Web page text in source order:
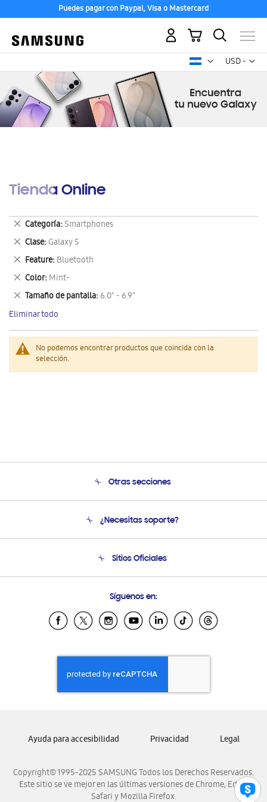
Puedes pagar con Paypal, Visa o Mastercard
USD -
dólar
Mi carrito
Tienda Online
No podemos encontrar productos que coincida con la
selección.
Categoría Smartphones
Eliminar
este
artículo
Clase Galaxy S
Eliminar
este
artículo
Feature Bluetooth
Eliminar
este
artículo
Color Mint-
Eliminar
este
artículo
Tamaño de pantalla 6.0" - 6.9"
Eliminar
este
artículo
Eliminar todo
Otras secciones
Soporte
¿Necesitas soporte?
Soporte vía eMail
Sitios Oficiales
Samsung Ecuador
Samsung El Salvador
Samsung Honduras
Samsung Nicaragua
Samsung Panamá
Samsung Venezuela
Síguenos en:
Copyright© 1995-2025 SAMSUNG Todos los Derechos Reservados.
Este sitio se ve mejor en las últimas versiones de Chrome, Edge,
Safari y Mozilla Firefox.
Ayuda para accesibilidad Privacidad Legal